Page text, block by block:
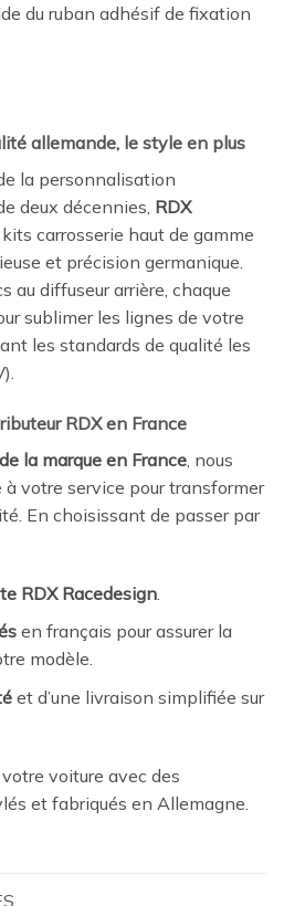
du ruban adhésif de fixation
allemande, le style en plus
la personnalisation
deux décennies, RDX
carrosserie haut de gamme
et précision germanique.
au diffuseur arrière, chaque
sublimer les lignes de votre
les standards de qualité les
RDX en France
la marque en France , nous
votre service pour transformer
En choisissant de passer par
RDX Racedesign.
en français pour assurer la
modèle.
et d’une livraison simplifiée sur
voiture avec des
et fabriqués en Allemagne.